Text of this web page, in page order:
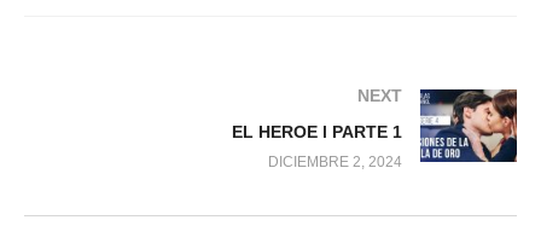
NEXT
EL HEROE l PARTE 1
DICIEMBRE 2, 2024